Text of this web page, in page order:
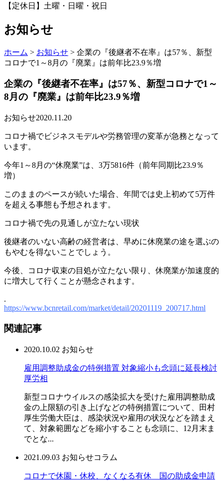
【定休日】土曜・日曜・祝日
お知らせ
ホーム > お知らせ > 企業の『後継者不在率』は57％、新型
コロナで1～8月の『廃業』は前年比23.9％増
企業の『後継者不在率』は57％、新型コロナで1～
8月の『廃業』は前年比23.9％増
お知らせ2020.11.20
コロナ禍でビジネスモデルや労務管理の変革が急務となって
います。
今年1～8月の“休廃業”は、3万5816件（前年同期比23.9％
増）
このままのペースが続いた場合、年間では史上初めて5万件
を超える事態も予想されます。
コロナ禍で先の見通しが立たない現状
後継者のいない高齢の経営者は、早めに休廃業の途を選ぶの
もやむを得ないことでしょう。
今後、コロナ収束の目処が立たない限り、休廃業が加速度的
に増大して行くことが懸念されます。
.
https://www.bcnretail.com/market/detail/20201119_200717.html
関連記事
2020.10.02 お知らせ
雇用調整助成金の特例措置 対象縮小も念頭に延長検討
厚労相
新型コロナウイルスの感染拡大を受けた雇用調整助成
金の上限額の引き上げなどの特例措置について、田村
厚生労働大臣は、感染状況や雇用の状況などを踏まえ
て、対象範囲などを縮小することも念頭に、12月末ま
でとな...
2021.09.03 お知らせコラム
コロナで休園・休校、なくなる有休 国の助成金申請